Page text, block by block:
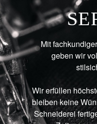
Mit
geben wir
Wir erfüllen
bleiben keine
Schneiderei